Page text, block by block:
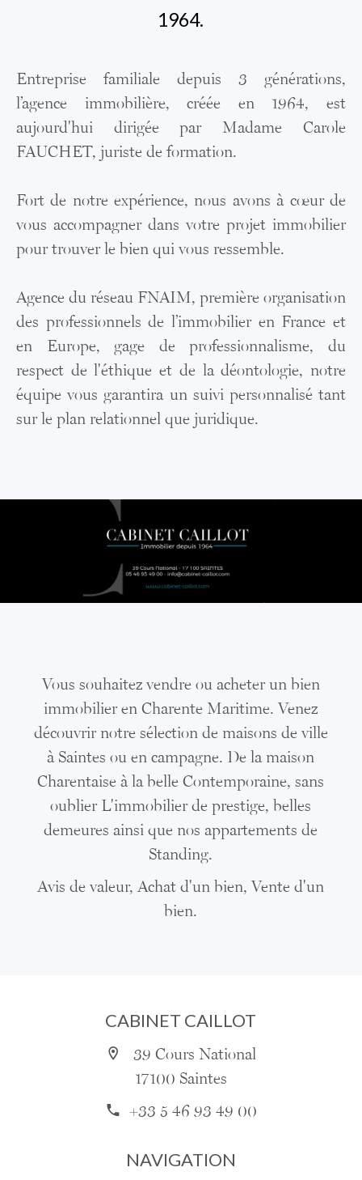
1964.
Entreprise familiale depuis 3 générations,
l’agence immobilière, créée en 1964, est
aujourd'hui dirigée par Madame Carole
FAUCHET, juriste de formation.
Fort de notre expérience, nous avons à cœur de
vous accompagner dans votre projet immobilier
pour trouver le bien qui vous ressemble.
Agence du réseau FNAIM, première organisation
des professionnels de l’immobilier en France et
en Europe, gage de professionnalisme, du
respect de l'éthique et de la déontologie, notre
équipe vous garantira un suivi personnalisé tant
sur le plan relationnel que juridique.
Vous souhaitez vendre ou acheter un bien
immobilier en Charente Maritime. Venez
découvrir notre sélection de maisons de ville
à Saintes ou en campagne. De la maison
Charentaise à la belle Contemporaine, sans
oublier L'immobilier de prestige, belles
demeures ainsi que nos appartements de
Standing.
Avis de valeur, Achat d'un bien, Vente d'un
bien.
CABINET CAILLOT
39 Cours National
17100 Saintes
+33 5 46 93 49 00
NAVIGATION